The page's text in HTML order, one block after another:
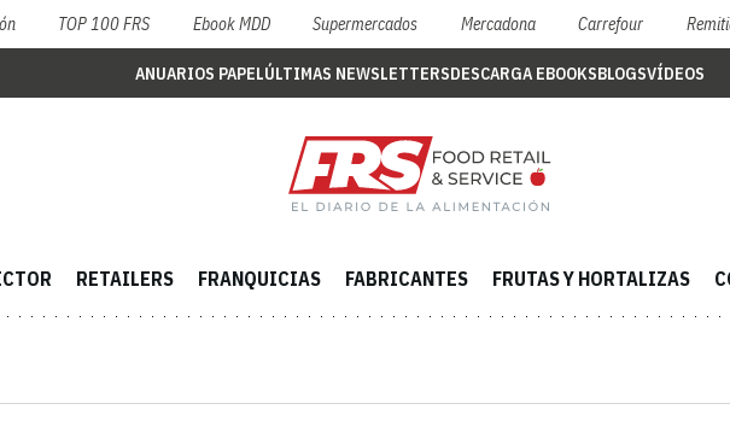
TOP 100 FRS Ebook MDD Supermercados Mercadona Carrefour
ANUARIOS PAPELÚLTIMAS NEWSLETTERSDESCARGA EBOOKSBLOGSVÍDEOS
RETAILERS FRANQUICIAS FABRICANTES FRUTAS Y HORTALIZAS